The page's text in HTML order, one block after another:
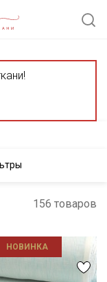
156 товаров
НОВИНКА